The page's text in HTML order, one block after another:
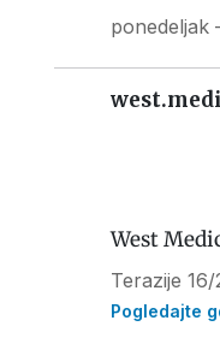
ponedeljak
West
Terazije
Pogledajte